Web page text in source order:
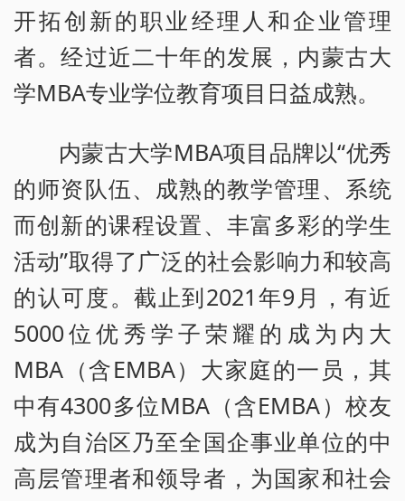
开拓创新的职业经理人和企业管理
者。经过近二十年的发展，内蒙古大
学MBA专业学位教育项目日益成熟。
内蒙古大学MBA项目品牌以“优秀
的师资队伍、成熟的教学管理、系统
而创新的课程设置、丰富多彩的学生
活动”取得了广泛的社会影响力和较高
的认可度。截止到2021年9月，有近
5000位优秀学子荣耀的成为内大
MBA（含EMBA）大家庭的一员，其
中有4300多位MBA（含EMBA）校友
成为自治区乃至全国企事业单位的中
高层管理者和领导者，为国家和社会